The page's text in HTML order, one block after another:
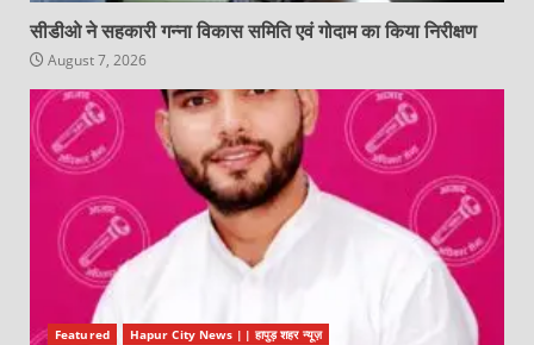
सीडीओ ने सहकारी गन्ना विकास समिति एवं गोदाम का किया निरीक्षण
August 7, 2026
Featured Hapur City News || हापुड़ शहर न्यूज़